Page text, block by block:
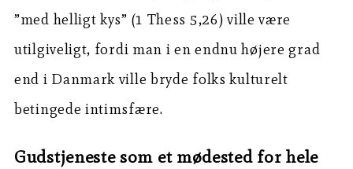
”med helligt kys” (1 Thess 5,26) ville være
utilgiveligt, fordi man i en endnu højere grad
end i Danmark ville bryde folks kulturelt
betingede intimsfære.
Gudstjeneste som et mødested for hele